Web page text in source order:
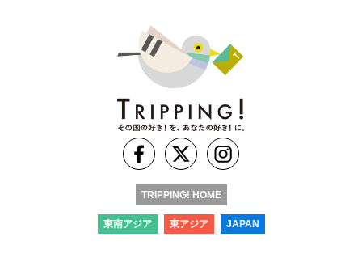
TRIPPING! HOME
東南アジア 東アジア JAPAN